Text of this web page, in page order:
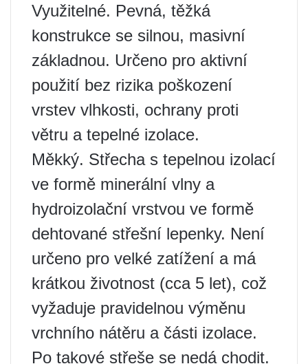
Využitelné. Pevná, těžká
konstrukce se silnou, masivní
základnou. Určeno pro aktivní
použití bez rizika poškození
vrstev vlhkosti, ochrany proti
větru a tepelné izolace.
Měkký. Střecha s tepelnou izolací
ve formě minerální vlny a
hydroizolační vrstvou ve formě
dehtované střešní lepenky. Není
určeno pro velké zatížení a má
krátkou životnost (cca 5 let), což
vyžaduje pravidelnou výměnu
vrchního nátěru a části izolace.
Po takové střeše se nedá chodit.